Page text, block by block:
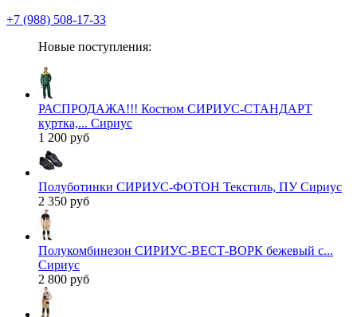
+7 (988) 508-17-33
Новые поступления:
РАСПРОДАЖА!!! Костюм СИРИУС-СТАНДАРТ
куртка,... Сириус
1 200 руб
Полуботинки СИРИУС-ФОТОН Текстиль, ПУ Сириус
2 350 руб
Полукомбинезон СИРИУС-ВЕСТ-ВОРК бежевый с...
Сириус
2 800 руб